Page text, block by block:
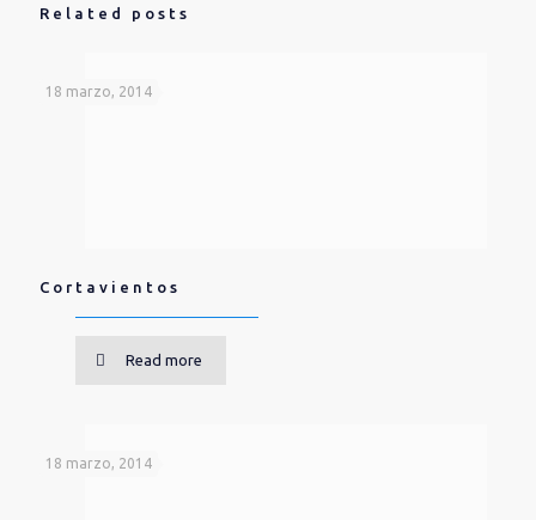
Related posts
18 marzo, 2014
Cortavientos
Read more
18 marzo, 2014